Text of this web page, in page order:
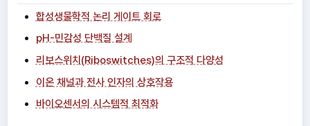
합성생물학적 논리 게이트 회로
pH-민감성 단백질 설계
리보스위치(Riboswitches)의 구조적 다양성
이온 채널과 전사 인자의 상호작용
바이오센서의 시스템적 최적화